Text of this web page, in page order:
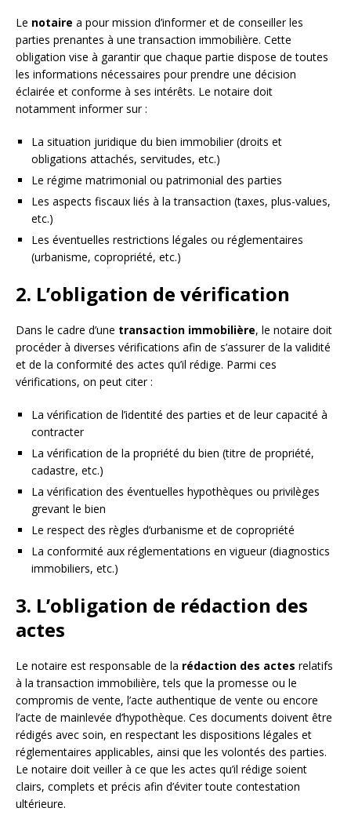
Le notaire a pour mission d’informer et de conseiller les
parties prenantes à une transaction immobilière. Cette
obligation vise à garantir que chaque partie dispose de toutes
les informations nécessaires pour prendre une décision
éclairée et conforme à ses intérêts. Le notaire doit
notamment informer sur :
La situation juridique du bien immobilier (droits et
obligations attachés, servitudes, etc.)
Le régime matrimonial ou patrimonial des parties
Les aspects fiscaux liés à la transaction (taxes, plus-values,
etc.)
Les éventuelles restrictions légales ou réglementaires
(urbanisme, copropriété, etc.)
2. L’obligation de vérification
Dans le cadre d’une transaction immobilière, le notaire doit
procéder à diverses vérifications afin de s’assurer de la validité
et de la conformité des actes qu’il rédige. Parmi ces
vérifications, on peut citer :
La vérification de l’identité des parties et de leur capacité à
contracter
La vérification de la propriété du bien (titre de propriété,
cadastre, etc.)
La vérification des éventuelles hypothèques ou privilèges
grevant le bien
Le respect des règles d’urbanisme et de copropriété
La conformité aux réglementations en vigueur (diagnostics
immobiliers, etc.)
3. L’obligation de rédaction des
actes
Le notaire est responsable de la rédaction des actes relatifs
à la transaction immobilière, tels que la promesse ou le
compromis de vente, l’acte authentique de vente ou encore
l’acte de mainlevée d’hypothèque. Ces documents doivent être
rédigés avec soin, en respectant les dispositions légales et
réglementaires applicables, ainsi que les volontés des parties.
Le notaire doit veiller à ce que les actes qu’il rédige soient
clairs, complets et précis afin d’éviter toute contestation
ultérieure.